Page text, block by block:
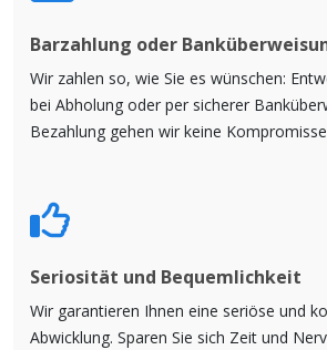
Barzahlung oder
Wir zahlen so, wie Sie es wünschen:
bei Abholung oder per sicherer
Bezahlung gehen wir keine
Seriosität und Bequemlichkeit
Wir garantieren Ihnen eine seriöse und
Abwicklung. Sparen Sie sich Zeit und